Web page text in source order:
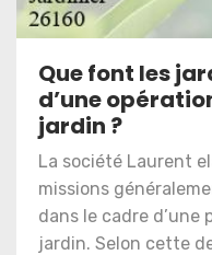
Que font les
d’une
jardin ?
La société Laurent
missions
dans le cadre d’une
jardin. Selon cette